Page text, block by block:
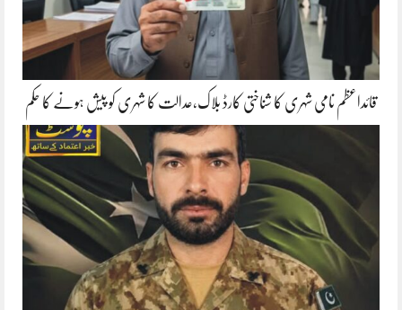
قائداعظم نامی شہری کا شناختی کارڈ بلاک،عدالت کا شہری کو پیش ہونے کا حکم